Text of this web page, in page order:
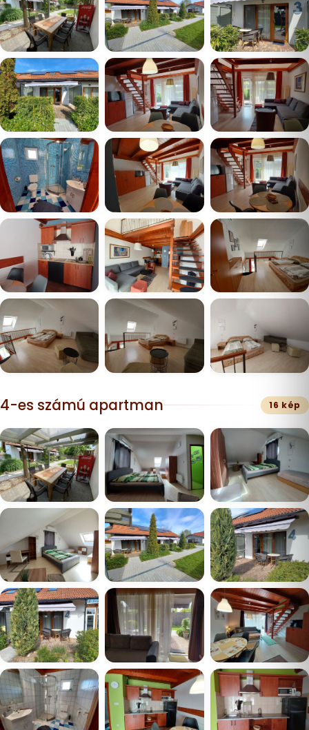
4-es számú apartman 16 kép